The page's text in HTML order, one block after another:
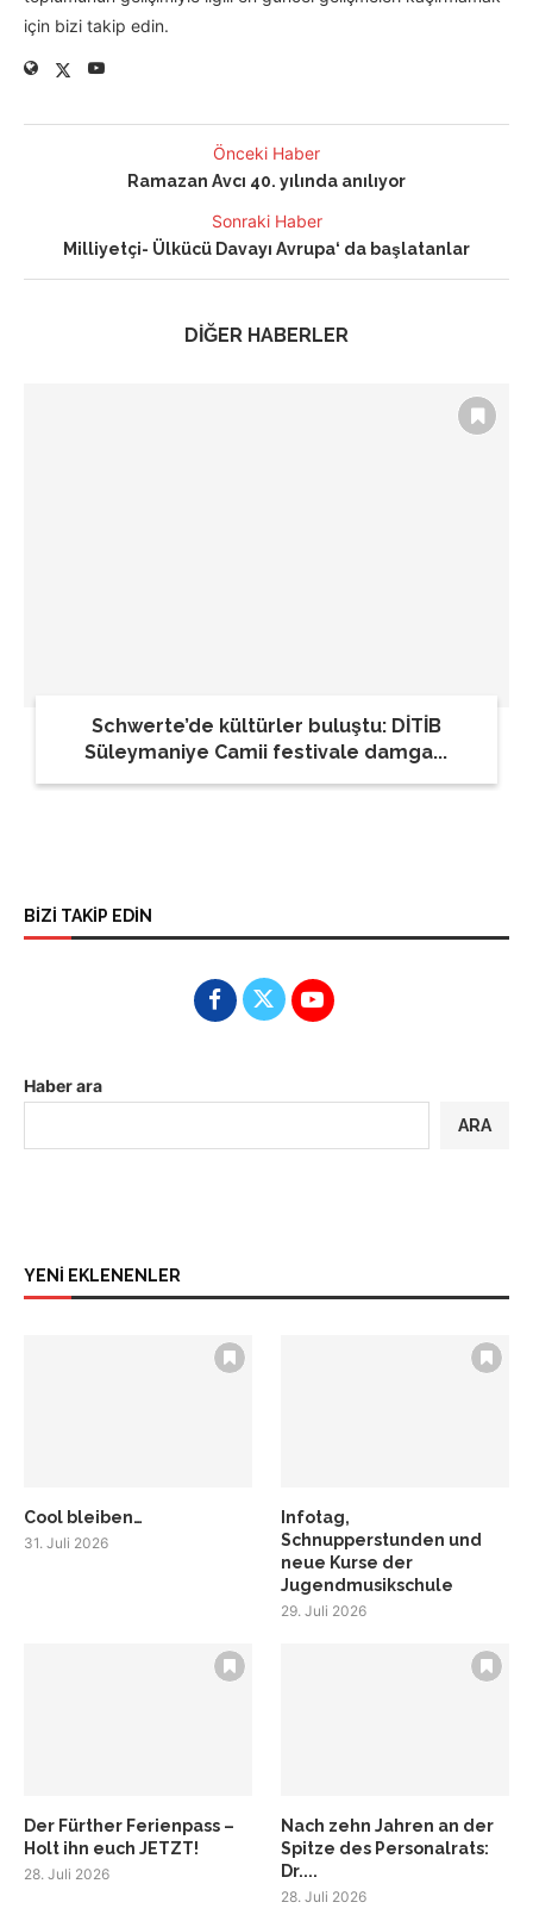
için bizi takip edin.
Önceki Haber
Ramazan Avcı 40. yılında anılıyor
Sonraki Haber
Milliyetçi- Ülkücü Davayı Avrupa‘ da başlatanlar
DİĞER HABERLER
Schwerte’de kültürler buluştu: DİTİB
Süleymaniye Camii festivale damga...
BİZİ TAKİP EDİN
Haber ara
ARA
YENİ EKLENENLER
Cool bleiben…
31. Juli 2026
Infotag,
Schnupperstunden und
neue Kurse der
Jugendmusikschule
29. Juli 2026
Der Fürther Ferienpass –
Holt ihn euch JETZT!
28. Juli 2026
Nach zehn Jahren an der
Spitze des Personalrats:
Dr....
28. Juli 2026